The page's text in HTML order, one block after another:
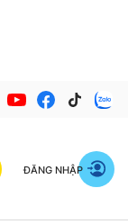
ĐĂNG NHẬP